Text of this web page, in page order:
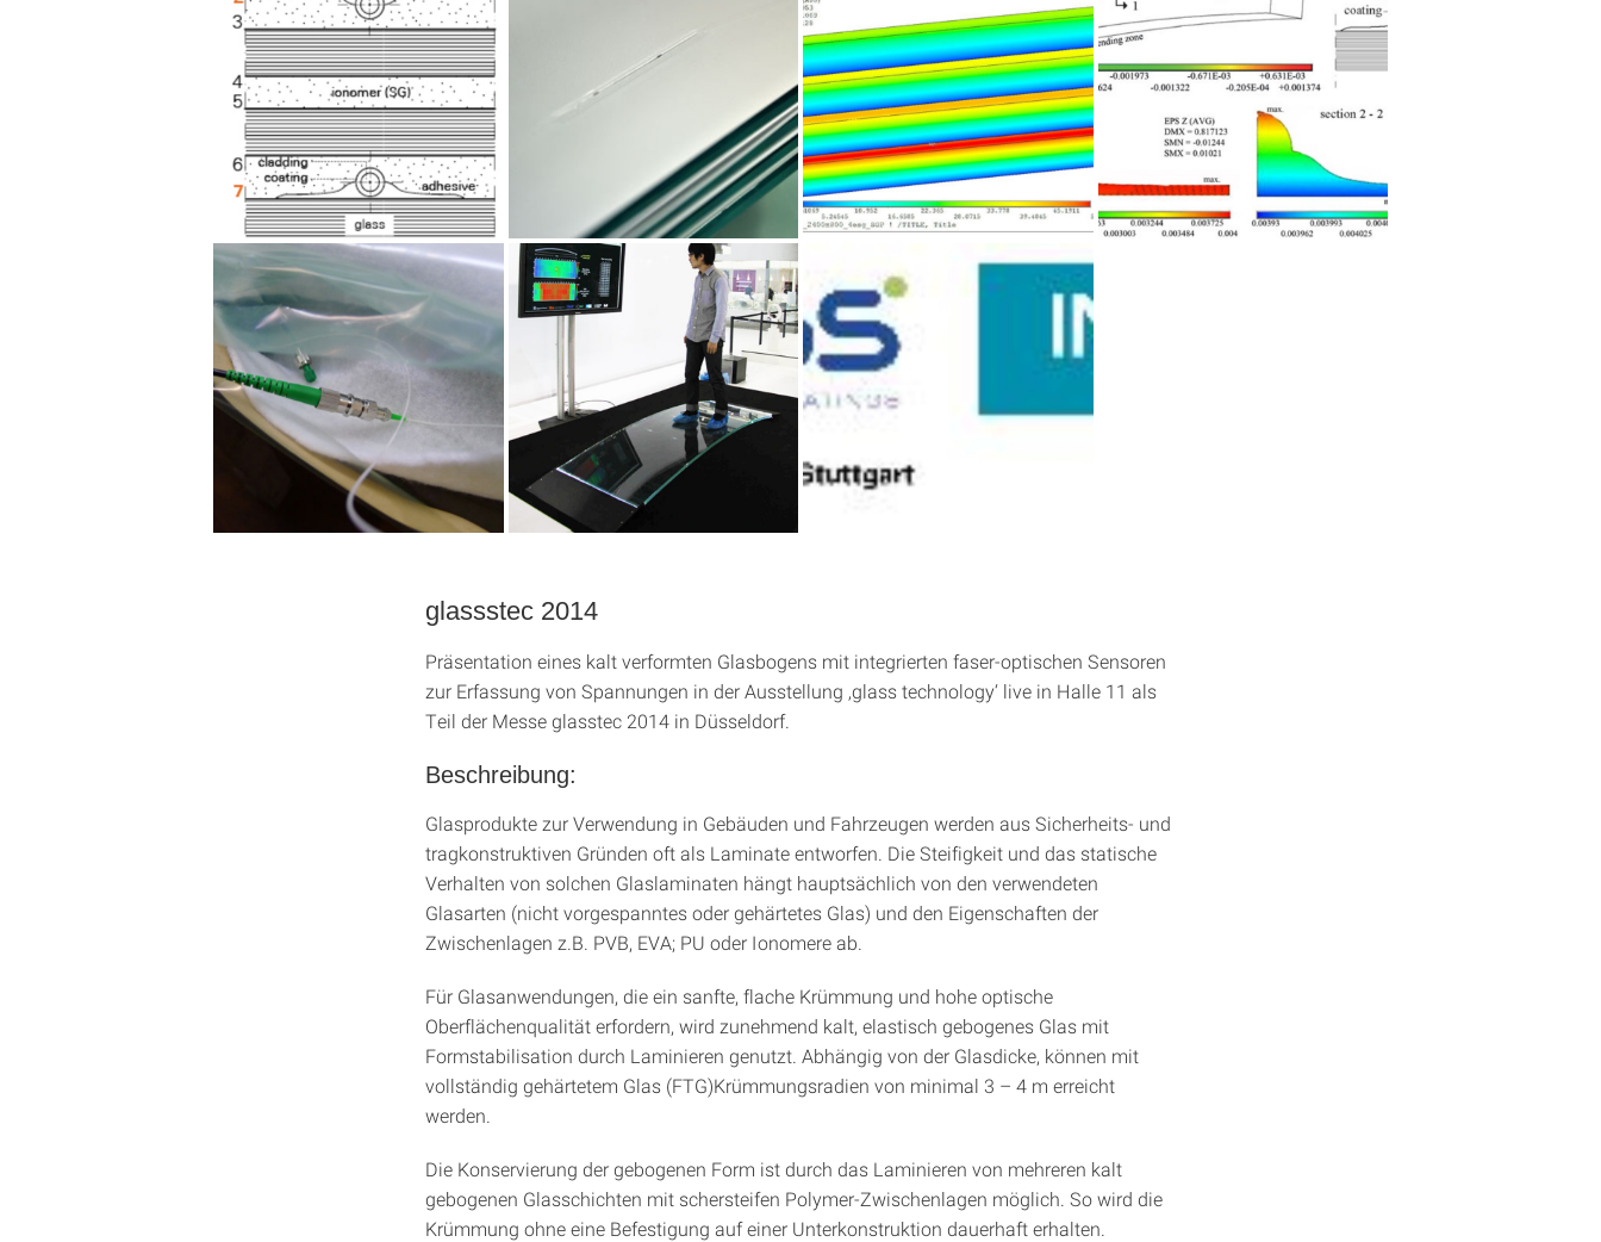
glassstec 2014
Präsentation eines kalt verformten Glasbogens mit integrierten faser-optischen Sensoren
zur Erfassung von Spannungen in der Ausstellung ‚glass technology‘ live in Halle 11 als
Teil der Messe glasstec 2014 in Düsseldorf.
Beschreibung:
Glasprodukte zur Verwendung in Gebäuden und Fahrzeugen werden aus Sicherheits- und
tragkonstruktiven Gründen oft als Laminate entworfen. Die Steifigkeit und das statische
Verhalten von solchen Glaslaminaten hängt hauptsächlich von den verwendeten
Glasarten (nicht vorgespanntes oder gehärtetes Glas) und den Eigenschaften der
Zwischenlagen z.B. PVB, EVA; PU oder Ionomere ab.
Für Glasanwendungen, die ein sanfte, flache Krümmung und hohe optische
Oberflächenqualität erfordern, wird zunehmend kalt, elastisch gebogenes Glas mit
Formstabilisation durch Laminieren genutzt. Abhängig von der Glasdicke, können mit
vollständig gehärtetem Glas (FTG)Krümmungsradien von minimal 3 – 4 m erreicht
werden.
Die Konservierung der gebogenen Form ist durch das Laminieren von mehreren kalt
gebogenen Glasschichten mit schersteifen Polymer-Zwischenlagen möglich. So wird die
Krümmung ohne eine Befestigung auf einer Unterkonstruktion dauerhaft erhalten.